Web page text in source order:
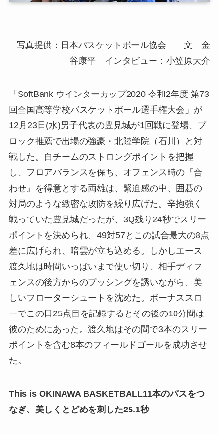
写真提供：日本バスケットボール協会 文：金
谷康平 インタビュー：小笠原大介
「SoftBank ウインターカップ2020 令和2年度 第73
回全国高等学校バスケットボール選手権大会」が
12月23日(水)男子代表の豊見城が1回戦に登場、ブ
ロック推薦で出場の強豪・北陸学院（石川）と対
戦した。自チームのストロングポイントを把握
し、フロアバランスを保ち、オフェンス時の『合
わせ』を得意とする両雄は、緊迫感の中、囲碁の
対局のような緻密な攻防を繰り広げた。辛抱強く
戦っていた豊見城だったが、3Q残り24秒でスリー
ポイントを決められ、49対57とこの試合最大の8点
差に広げられ、暗雲が立ち込める。しかしエース
渡久地は時間いっぱいまで使い切り、相手ディフ
ェンスの後方からのプッシングを誘いながら、美
しいフローターシュートを沈めた。ボーナススロ
ーでこの日25点目を記録するとその後の10分間は
彼のためにあった。渡久地はその間で3本のスリー
ポイントを含む8本のフィールドゴールを成功させ
た。
This is OKINAWA BASKETBALL11本のパスをつ
なぎ、美しくとどめを刺した25.1秒